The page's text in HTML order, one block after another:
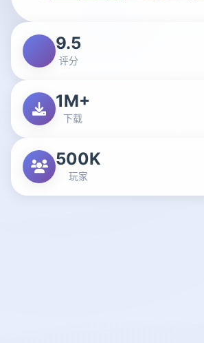
9.5
评分
1M+
下载
500K
玩家